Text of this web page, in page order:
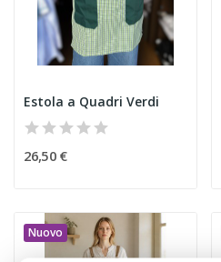
Estola a Quadri Verdi
26,50 €
Nuovo